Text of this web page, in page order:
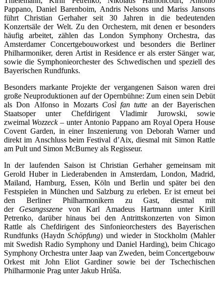
Pappano, Daniel Barenboim, Andris Nelsons und Mariss Jansons
führt Christian Gerhaher seit 30 Jahren in die bedeutenden
Konzertsäle der Welt. Zu den Orchestern, mit denen er besonders
häufig arbeitet, zählen das London Symphony Orchestra, das
Amsterdamer Concertgebouworkest und besonders die Berliner
Philharmoniker, deren Artist in Residence er als erster Sänger war,
sowie die Symphonieorchester des Schwedischen und speziell des
Bayerischen Rundfunks.
Besonders markante Projekte der vergangenen Saison waren drei
große Neuproduktionen auf der Opernbühne: Zum einen sein Debüt
als Don Alfonso in Mozarts Così fan tutte an der Bayerischen
Staatsoper unter Chefdirigent Vladimir Jurowski, sowie
zweimal Wozzeck– unter Antonio Pappano am Royal Opera House
Covent Garden, in einer Inszenierung von Deborah Warner und
direkt im Anschluss beim Festival d’Aix, diesmal mit Simon Rattle
am Pult und Simon McBurney als Regisseur.
In der laufenden Saison ist Christian Gerhaher gemeinsam mit
Gerold Huber in Liederabenden in Amsterdam, London, Madrid,
Mailand, Hamburg, Essen, Köln und Berlin und später bei den
Festspielen in München und Salzburg zu erleben. Er ist erneut bei
den Berliner Philharmonikern zu Gast, diesmal mit
der Gesangsszene von Karl Amadeus Hartmann unter Kirill
Petrenko, darüber hinaus bei den Antrittskonzerten von Simon
Rattle als Chefdirigent des Sinfonieorchesters des Bayerischen
Rundfunks (Haydn Schöpfung) und wieder in Stockholm (Mahler
mit Swedish Radio Symphony und Daniel Harding), beim Chicago
Symphony Orchestra unter Jaap van Zweden, beim Concertgebouw
Orkest mit John Eliot Gardiner sowie bei der Tschechischen
Philharmonie Prag unter Jakub Hrůša.